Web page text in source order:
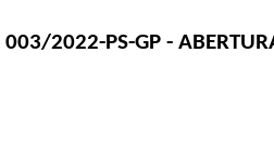
003/2022-PS-GP -